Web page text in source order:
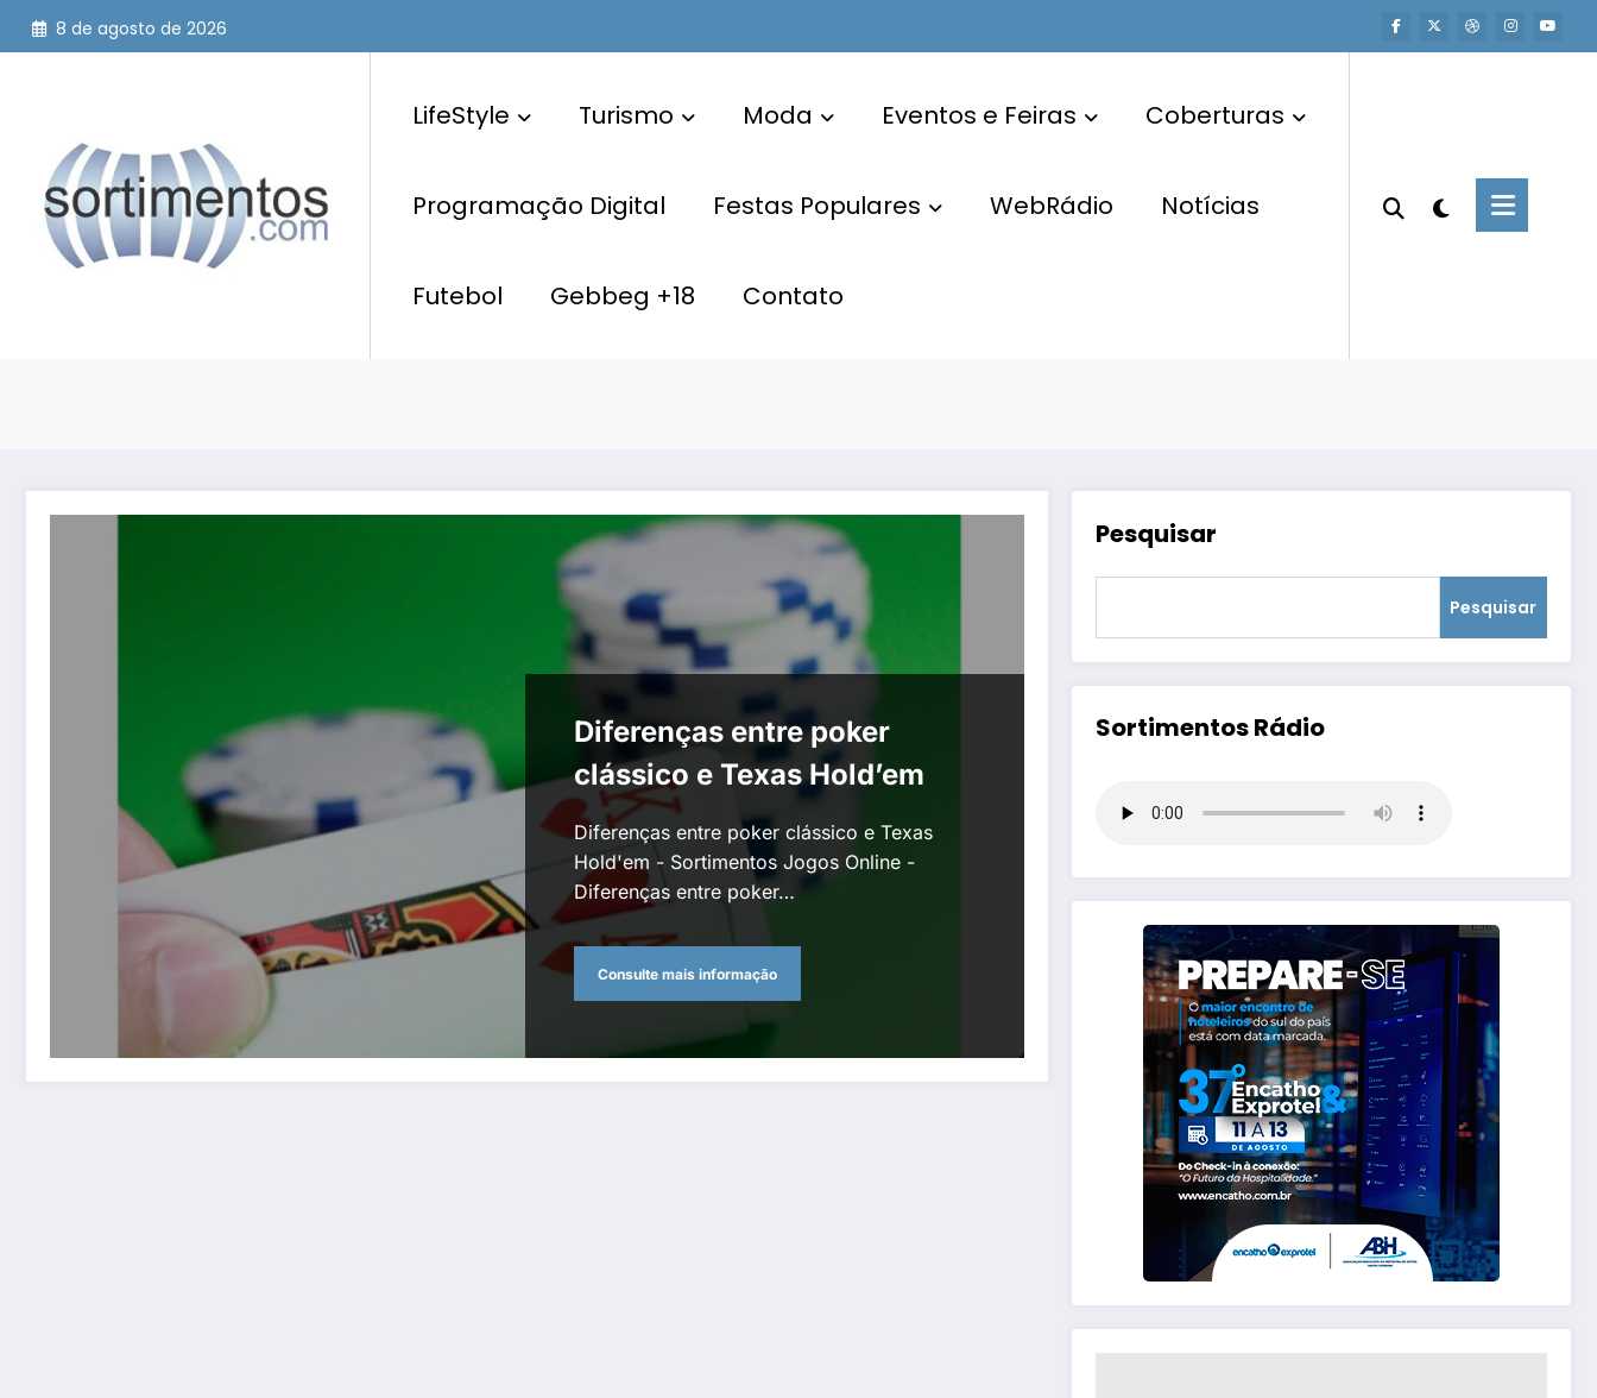
Pular
para
8 de agosto de 2026
LifeStyle Turismo Moda Eventos e Feiras Coberturas
Programação Digital Festas Populares WebRádio Notícias
Futebol Gebbeg +18 Contato
Diferenças entre poker
clássico e Texas Hold’em
Diferenças entre poker clássico e Texas
Hold'em - Sortimentos Jogos Online -
Diferenças entre poker…
Consulte mais informação
Pesquisar
Pesquisar
Sortimentos Rádio